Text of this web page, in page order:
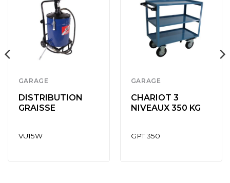
GARAGE
DISTRIBUTION
GRAISSE
VU15W
GARAGE
CHARIOT 3
NIVEAUX 350 KG
GPT 350